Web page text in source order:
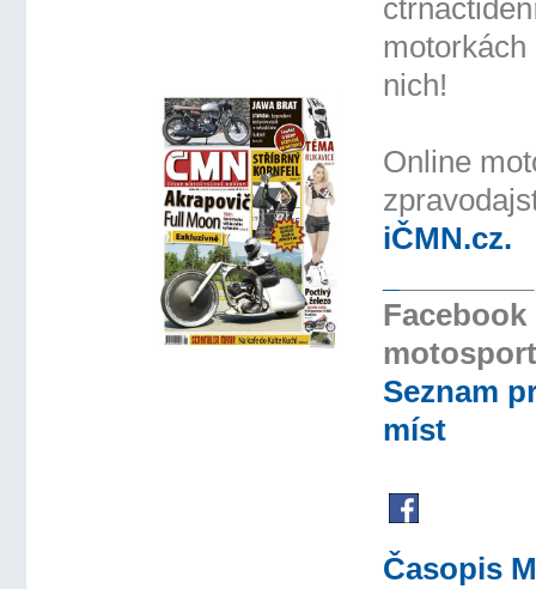
nich!
Online
iČMN.cz.
Seznam
míst
Časopis